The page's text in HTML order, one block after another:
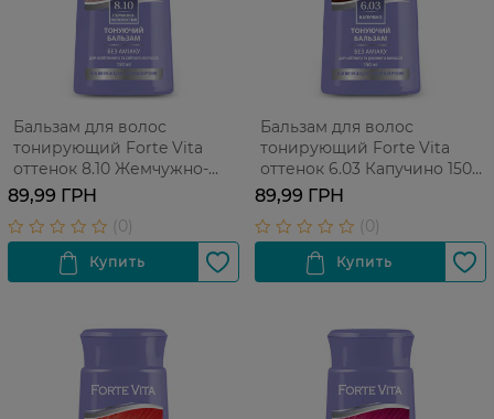
Бальзам для волос
тонирующий Forte Vita
оттенок 8.10 Жемчужно-
пепельный 150 мл
89,99 ГРН
Бальзам для волос
тонирующий Forte Vita
оттенок 6.03 Капучино 150
мл
89,99 ГРН